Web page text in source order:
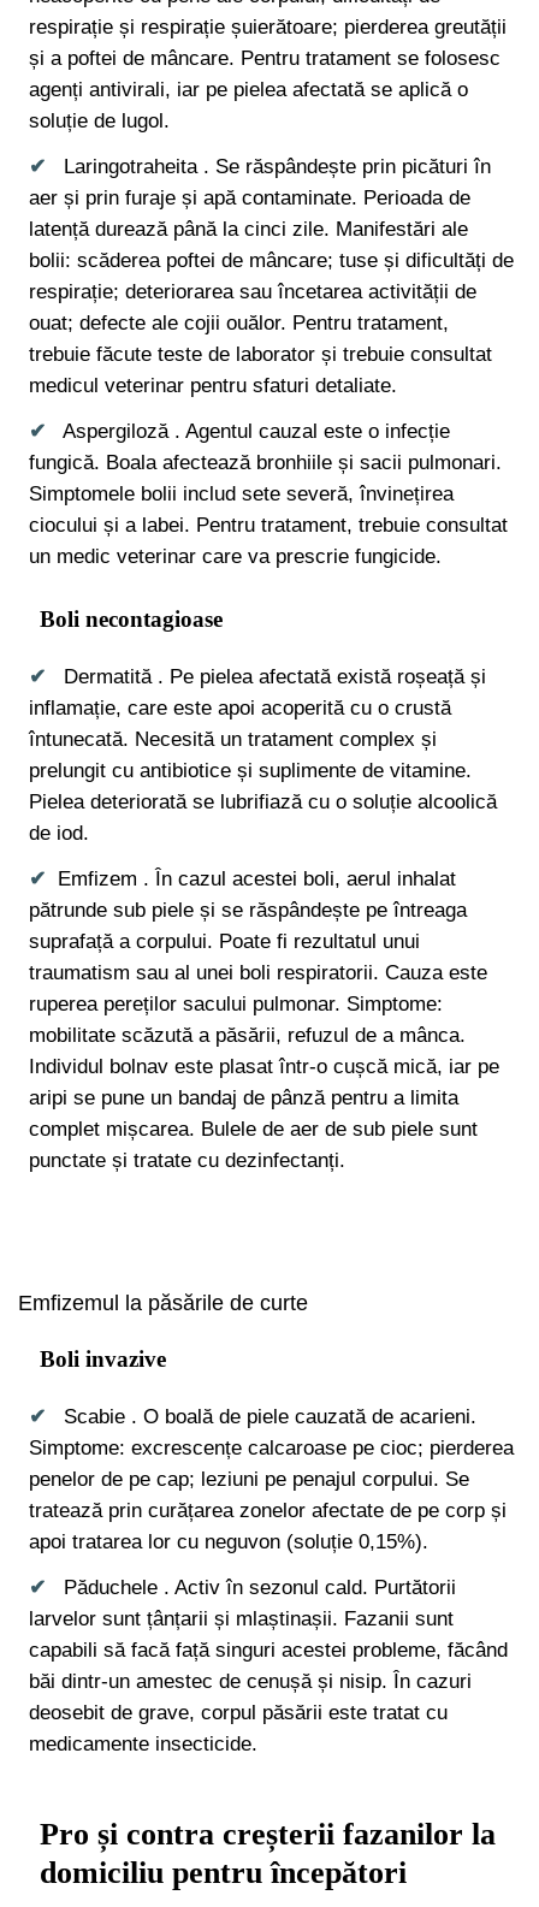
respirație și respirație șuierătoare; pierderea greutății
și a poftei de mâncare. Pentru tratament se folosesc
agenți antivirali, iar pe pielea afectată se aplică o
soluție de lugol.
Laringotraheita . Se răspândește prin picături în
aer și prin furaje și apă contaminate. Perioada de
latență durează până la cinci zile. Manifestări ale
bolii: scăderea poftei de mâncare; tuse și dificultăți de
respirație; deteriorarea sau încetarea activității de
ouat; defecte ale cojii ouălor. Pentru tratament,
trebuie făcute teste de laborator și trebuie consultat
medicul veterinar pentru sfaturi detaliate.
Aspergiloză . Agentul cauzal este o infecție
fungică. Boala afectează bronhiile și sacii pulmonari.
Simptomele bolii includ sete severă, învinețirea
ciocului și a labei. Pentru tratament, trebuie consultat
un medic veterinar care va prescrie fungicide.
Boli necontagioase
Dermatită . Pe pielea afectată există roșeață și
inflamație, care este apoi acoperită cu o crustă
întunecată. Necesită un tratament complex și
prelungit cu antibiotice și suplimente de vitamine.
Pielea deteriorată se lubrifiază cu o soluție alcoolică
de iod.
Emfizem . În cazul acestei boli, aerul inhalat
pătrunde sub piele și se răspândește pe întreaga
suprafață a corpului. Poate fi rezultatul unui
traumatism sau al unei boli respiratorii. Cauza este
ruperea pereților sacului pulmonar. Simptome:
mobilitate scăzută a păsării, refuzul de a mânca.
Individul bolnav este plasat într-o cușcă mică, iar pe
aripi se pune un bandaj de pânză pentru a limita
complet mișcarea. Bulele de aer de sub piele sunt
punctate și tratate cu dezinfectanți.
Emfizemul la păsările de curte
Boli invazive
Scabie . O boală de piele cauzată de acarieni.
Simptome: excrescențe calcaroase pe cioc; pierderea
penelor de pe cap; leziuni pe penajul corpului. Se
tratează prin curățarea zonelor afectate de pe corp și
apoi tratarea lor cu neguvon (soluție 0,15%).
Păduchele . Activ în sezonul cald. Purtătorii
larvelor sunt țânțarii și mlaștinașii. Fazanii sunt
capabili să facă față singuri acestei probleme, făcând
băi dintr-un amestec de cenușă și nisip. În cazuri
deosebit de grave, corpul păsării este tratat cu
medicamente insecticide.
Pro și contra creșterii fazanilor la
domiciliu pentru începători